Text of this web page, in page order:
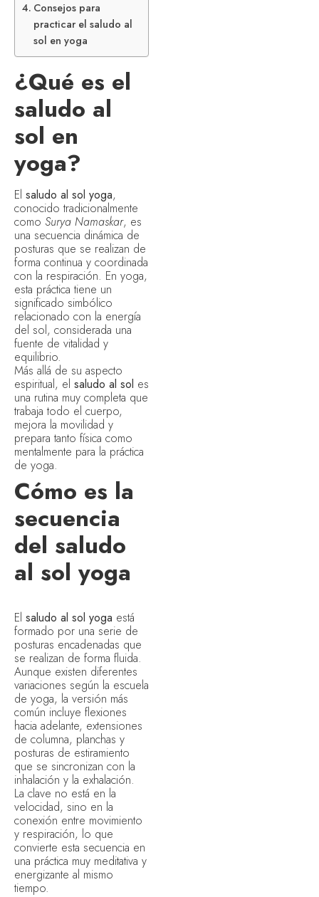
Consejos para
practicar el saludo al
sol en yoga
¿Qué es el
saludo al
sol en
yoga?
El saludo al sol yoga,
conocido tradicionalmente
como Surya Namaskar, es
una secuencia dinámica de
posturas que se realizan de
forma continua y coordinada
con la respiración. En yoga,
esta práctica tiene un
significado simbólico
relacionado con la energía
del sol, considerada una
fuente de vitalidad y
equilibrio.
Más allá de su aspecto
espiritual, el saludo al sol es
una rutina muy completa que
trabaja todo el cuerpo,
mejora la movilidad y
prepara tanto física como
mentalmente para la práctica
de yoga.
Cómo es la
secuencia
del saludo
al sol yoga
El saludo al sol yoga está
formado por una serie de
posturas encadenadas que
se realizan de forma fluida.
Aunque existen diferentes
variaciones según la escuela
de yoga, la versión más
común incluye flexiones
hacia adelante, extensiones
de columna, planchas y
posturas de estiramiento
que se sincronizan con la
inhalación y la exhalación.
La clave no está en la
velocidad, sino en la
conexión entre movimiento
y respiración, lo que
convierte esta secuencia en
una práctica muy meditativa y
energizante al mismo
tiempo.